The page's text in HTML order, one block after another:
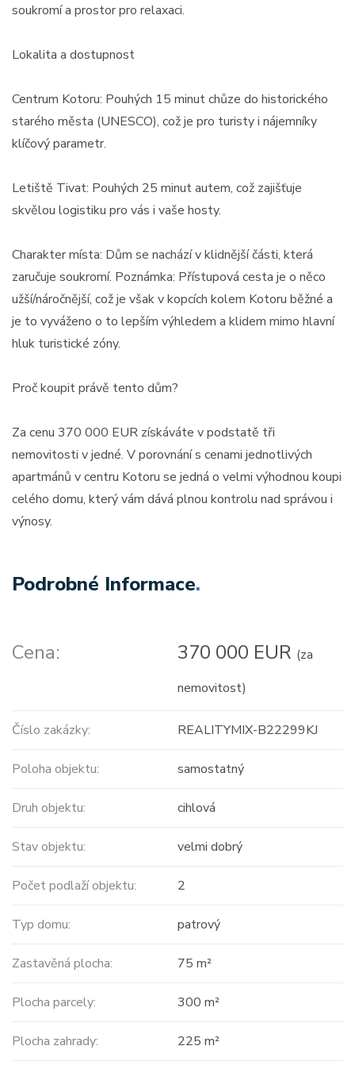
soukromí a prostor pro relaxaci.
Lokalita a dostupnost
Centrum Kotoru: Pouhých 15 minut chůze do historického
starého města (UNESCO), což je pro turisty i nájemníky
klíčový parametr.
Letiště Tivat: Pouhých 25 minut autem, což zajišťuje
skvělou logistiku pro vás i vaše hosty.
Charakter místa: Dům se nachází v klidnější části, která
zaručuje soukromí. Poznámka: Přístupová cesta je o něco
užší/náročnější, což je však v kopcích kolem Kotoru běžné a
je to vyváženo o to lepším výhledem a klidem mimo hlavní
hluk turistické zóny.
Proč koupit právě tento dům?
Za cenu 370 000 EUR získáváte v podstatě tři
nemovitosti v jedné. V porovnání s cenami jednotlivých
apartmánů v centru Kotoru se jedná o velmi výhodnou koupi
celého domu, který vám dává plnou kontrolu nad správou i
výnosy.
Podrobné Informace.
Cena: 370 000 EUR (za
nemovitost)
Číslo zakázky: REALITYMIX-B22299KJ
Poloha objektu: samostatný
Druh objektu: cihlová
Stav objektu: velmi dobrý
Počet podlaží objektu: 2
Typ domu: patrový
Zastavěná plocha: 75 m²
Plocha parcely: 300 m²
Plocha zahrady: 225 m²